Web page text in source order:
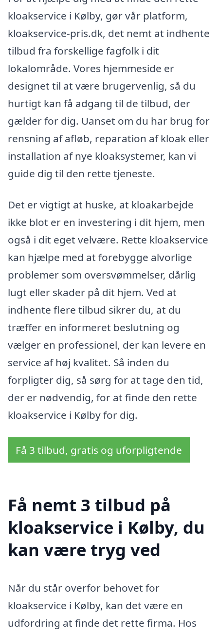
kloakservice i Kølby, gør vår platform,
kloakservice-pris.dk, det nemt at indhente
tilbud fra forskellige fagfolk i dit
lokalområde. Vores hjemmeside er
designet til at være brugervenlig, så du
hurtigt kan få adgang til de tilbud, der
gælder for dig. Uanset om du har brug for
rensning af afløb, reparation af kloak eller
installation af nye kloaksystemer, kan vi
guide dig til den rette tjeneste.
Det er vigtigt at huske, at kloakarbejde
ikke blot er en investering i dit hjem, men
også i dit eget velvære. Rette kloakservice
kan hjælpe med at forebygge alvorlige
problemer som oversvømmelser, dårlig
lugt eller skader på dit hjem. Ved at
indhente flere tilbud sikrer du, at du
træffer en informeret beslutning og
vælger en professionel, der kan levere en
service af høj kvalitet. Så inden du
forpligter dig, så sørg for at tage den tid,
der er nødvendig, for at finde den rette
kloakservice i Kølby for dig.
Få 3 tilbud, gratis og uforpligtende
Få nemt 3 tilbud på
kloakservice i Kølby, du
kan være tryg ved
Når du står overfor behovet for
kloakservice i Kølby, kan det være en
udfordring at finde det rette firma. Hos